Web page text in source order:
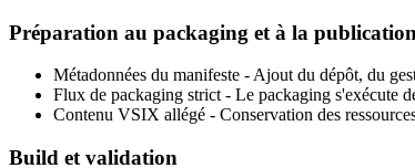
Préparation au packaging et à la publication
Métadonnées du manifeste - Ajout du dépôt, du
Flux de packaging strict - Le packaging s'exécute
Contenu VSIX allégé - Conservation des
Build et validation